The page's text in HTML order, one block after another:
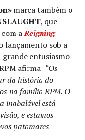
marca também o
, que
com aReigning
lançamento sob a
grande entusiasmo
afirma: “Os
da história do
na família RPM. O
inabalável está
e estamos
patamares